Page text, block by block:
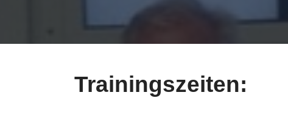
Trainingszeiten: